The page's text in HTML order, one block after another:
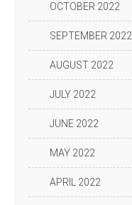
OCTOBER 2022
SEPTEMBER 2022
AUGUST 2022
JULY 2022
JUNE 2022
MAY 2022
APRIL 2022